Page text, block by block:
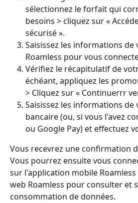
sélectionnez le forfait qui
besoins > cliquez sur «
sécurisé ».
Saisissez les informations
Roamless pour vous
Vérifiez le récapitulatif de
échéant, appliquez les
> Cliquez sur « Continuerrr
Saisissez les informations de
bancaire (ou, si vous l'avez
ou Google Pay) et effectuez
Vous recevrez une confirmation
Vous pourrez ensuite vous
sur l'application mobile
web Roamless pour consulter et
consommation de données.